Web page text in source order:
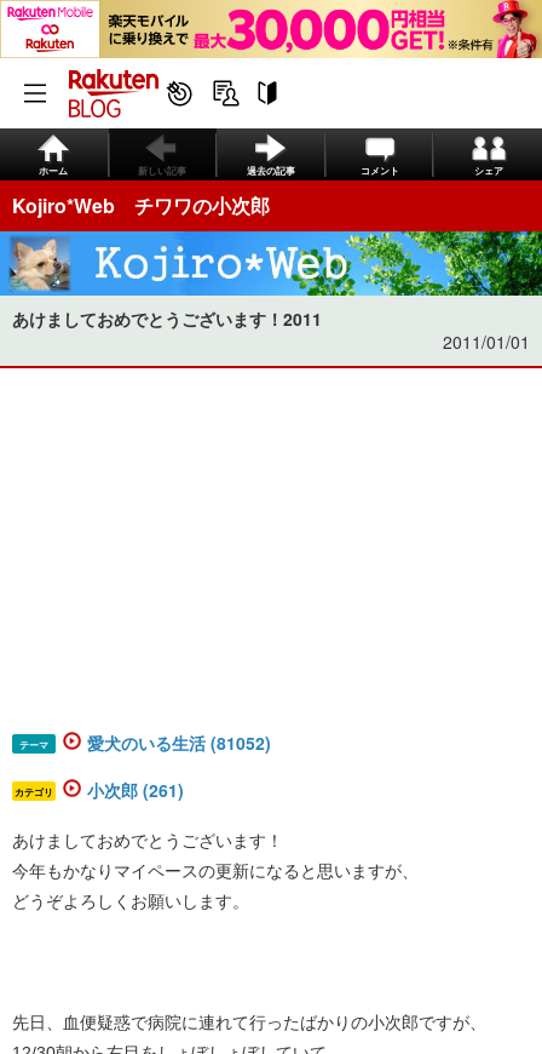
ホーム 新しい記事 過去の記事 コメント シェア
Kojiro*Web チワワの小次郎
あけましておめでとうございます！2011
2011/01/01
テーマ 愛犬のいる生活 (81052)
カテゴリ 小次郎 (261)
あけましておめでとうございます！
今年もかなりマイペースの更新になると思いますが、
どうぞよろしくお願いします。
先日、血便疑惑で病院に連れて行ったばかりの小次郎ですが、